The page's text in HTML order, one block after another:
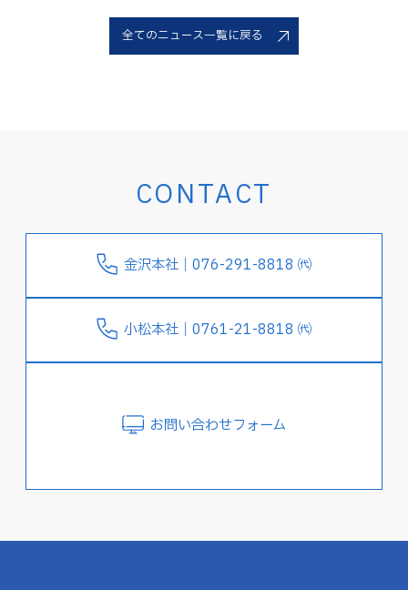
全てのニュース一覧に戻る
CONTACT
金沢本社｜076-291-8818 ㈹
小松本社｜0761-21-8818 ㈹
お問い合わせフォーム